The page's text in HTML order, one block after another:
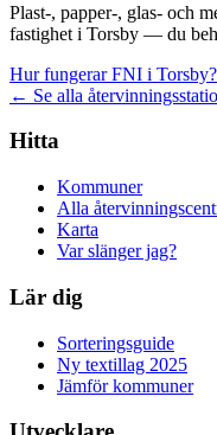
Plast-, papper-, glas- och
fastighet i Torsby — du
Hur fungerar FNI i
← Se alla
Hitta
Kommuner
Alla
Karta
Var slänger jag?
Lär dig
Sorteringsguide
Ny textillag 2025
Jämför kommuner